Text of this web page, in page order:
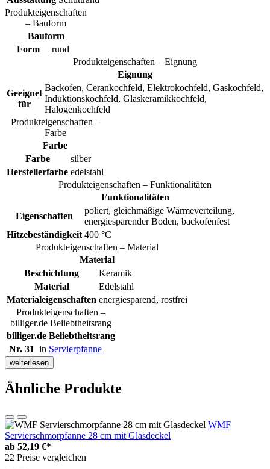
Produkteigenschaften
– Bauform
Bauform
Form
rund
Produkteigenschaften – Eignung
Eignung
Geeignet
für
Backofen, Cerankochfeld, Elektrokochfeld, Gaskochfeld,
Induktionskochfeld, Glaskeramikkochfeld,
Halogenkochfeld
Produkteigenschaften –
Farbe
Farbe
Farbe
silber
Herstellerfarbe edelstahl
Produkteigenschaften – Funktionalitäten
Funktionalitäten
Eigenschaften
poliert, gleichmäßige Wärmeverteilung,
energiesparender Boden, backofenfest
Hitzebeständigkeit 400 °C
Produkteigenschaften – Material
Material
Beschichtung
Keramik
Material
Edelstahl
Materialeigenschaften energiesparend, rostfrei
Produkteigenschaften –
billiger.de Beliebtheitsrang
billiger.de Beliebtheitsrang
Nr. 31 in Servierpfanne
weiterlesen
Ähnliche Produkte
WMF
Servierschmorpfanne 28 cm mit Glasdeckel
ab 52,19 €*
22 Preise vergleichen